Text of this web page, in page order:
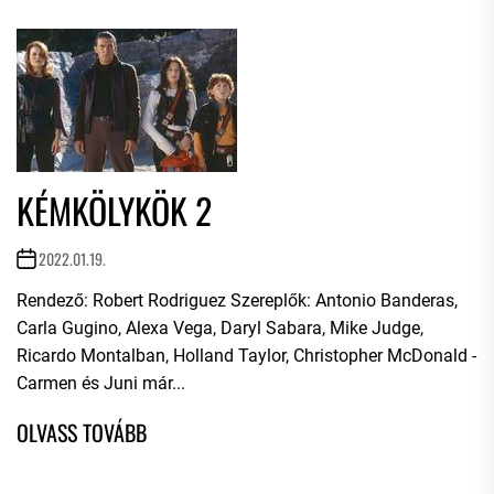
KÉMKÖLYKÖK 2
2022.01.19.
Rendező: Robert Rodriguez Szereplők: Antonio Banderas,
Carla Gugino, Alexa Vega, Daryl Sabara, Mike Judge,
Ricardo Montalban, Holland Taylor, Christopher McDonald -
Carmen és Juni már...